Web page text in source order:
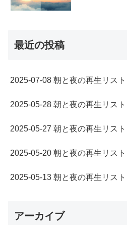
最近の投稿
2025-07-08 朝と夜の再生リスト
2025-05-28 朝と夜の再生リスト
2025-05-27 朝と夜の再生リスト
2025-05-20 朝と夜の再生リスト
2025-05-13 朝と夜の再生リスト
アーカイブ